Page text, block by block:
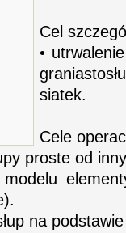
Cel
•
siatek.
Cele
proste od
na